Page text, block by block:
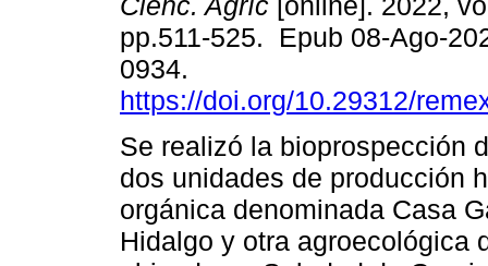
pp.511-525. Epub 08-Ago-
0934.
https://doi.org/10.29312/
Se realizó la bioprospección
dos unidades de producción
orgánica denominada Casa
Hidalgo y otra agroecológica